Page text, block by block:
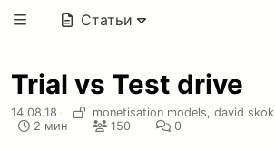
Статьи
Trial vs Test drive
14.08.18 · monetisation models, david skok
2 мин
150 0